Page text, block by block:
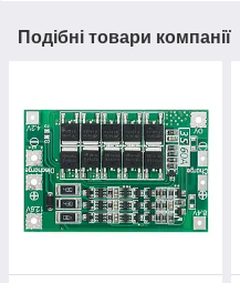
Подібні товари компанії